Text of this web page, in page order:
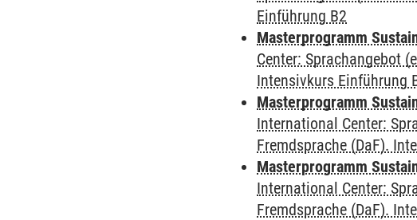
Einführung B2
Masterprogramm
Center: Sprachangebot
Intensivkurs Einführung
Masterprogramm
International Center:
Fremdsprache (DaF).
Masterprogramm
International Center:
Fremdsprache (DaF).